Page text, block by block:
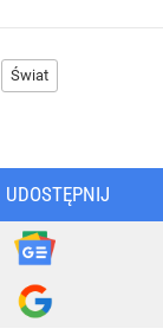
Świat
UDOSTĘPNIJ